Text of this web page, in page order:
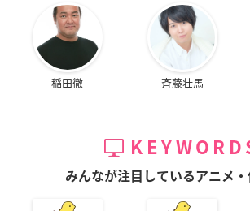
稲田徹 斉藤壮馬
みんなが注目しているアニメ・